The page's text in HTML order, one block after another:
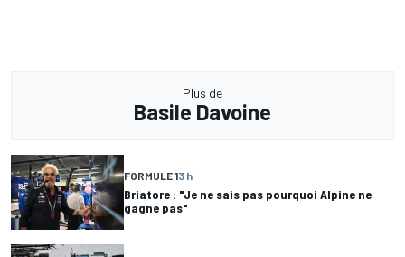
Plus de
Basile Davoine
FORMULE 13 h
Briatore : "Je ne sais pas pourquoi Alpine ne
gagne pas"